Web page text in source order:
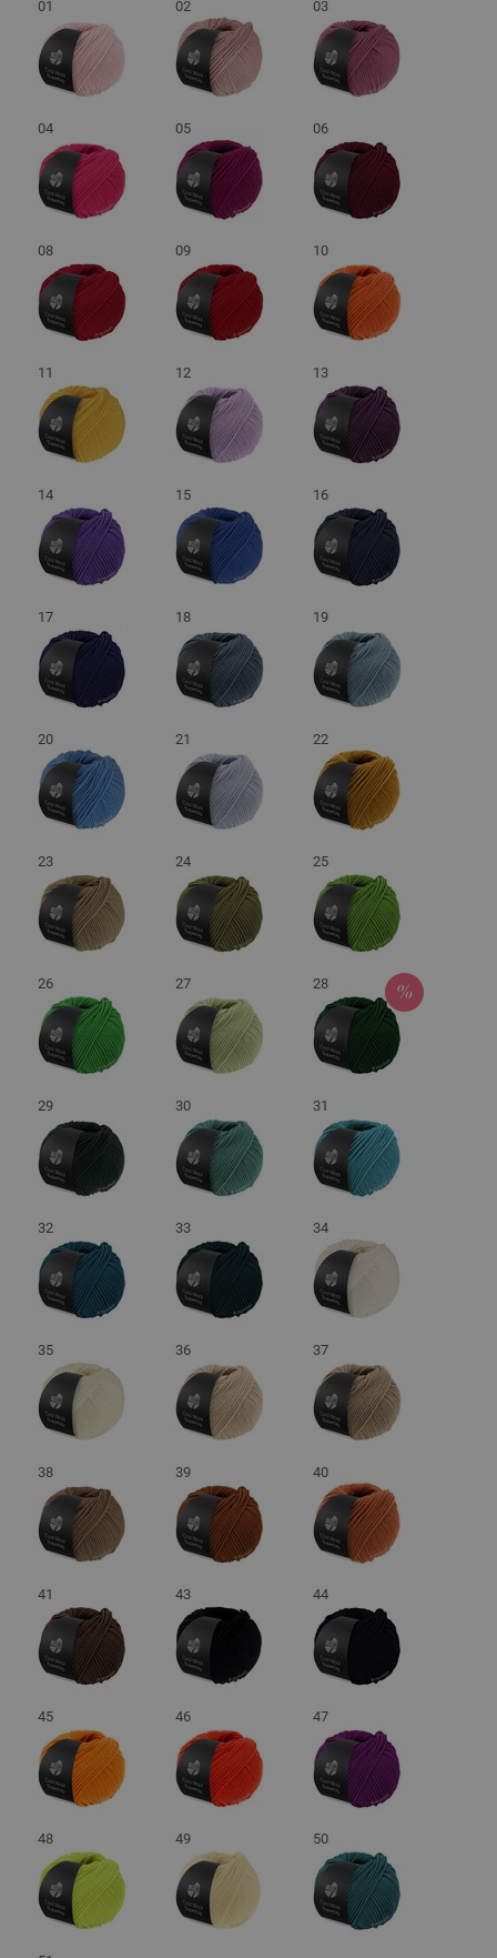
01
02 03
04 05 06
08 09 10
11 12 13
14 15 16
17 18 19
20 21 22
23 24 25
26 27 28
29 30 31
32 33 34
35 36 37
38 39 40
41 43 44
45 46 47
48 49 50